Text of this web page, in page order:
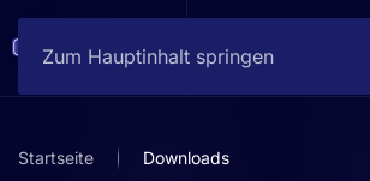
Zum Hauptinhalt springen
Startseite Downloads